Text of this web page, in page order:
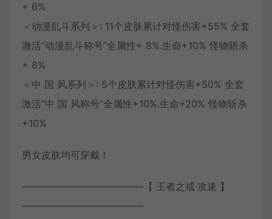
+ 6%
＜动漫乱斗系列＞: 11个皮肤累计对怪伤害+55% 全套
激活“动漫乱斗称号”全属性+ 8%.生命+10% 怪物斩杀
+ 8%
＜中 国 风系列＞: 5个皮肤累计对怪伤害+50% 全套
激活“中 国 风称号”全属性+10%.生命+20% 怪物斩杀
+10%
男女皮肤均可穿戴！
————————————–【 王者之戒·攻速 】
————————————–